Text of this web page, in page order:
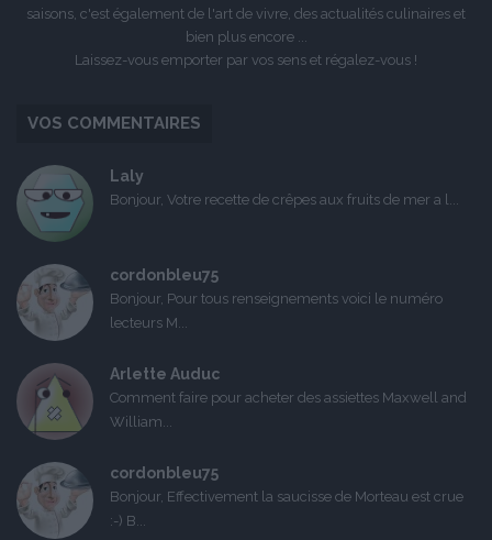
saisons, c'est également de l'art de vivre, des actualités culinaires et
bien plus encore ...
Laissez-vous emporter par vos sens et régalez-vous !
VOS COMMENTAIRES
Laly
Bonjour, Votre recette de crêpes aux fruits de mer a l...
cordonbleu75
Bonjour, Pour tous renseignements voici le numéro
lecteurs M...
Arlette Auduc
Comment faire pour acheter des assiettes Maxwell and
William...
cordonbleu75
Bonjour, Effectivement la saucisse de Morteau est crue
:-) B...